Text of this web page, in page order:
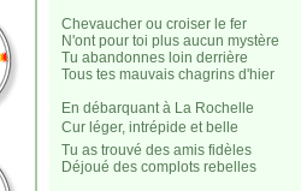
Chevaucher ou croiser le fer
N'ont pour toi plus aucun mystère
Tu abandonnes loin derrière
Tous tes mauvais chagrins d'hier
En débarquant à La Rochelle
Cur léger, intrépide et belle
Tu as trouvé des amis fidèles
Déjoué des complots rebelles